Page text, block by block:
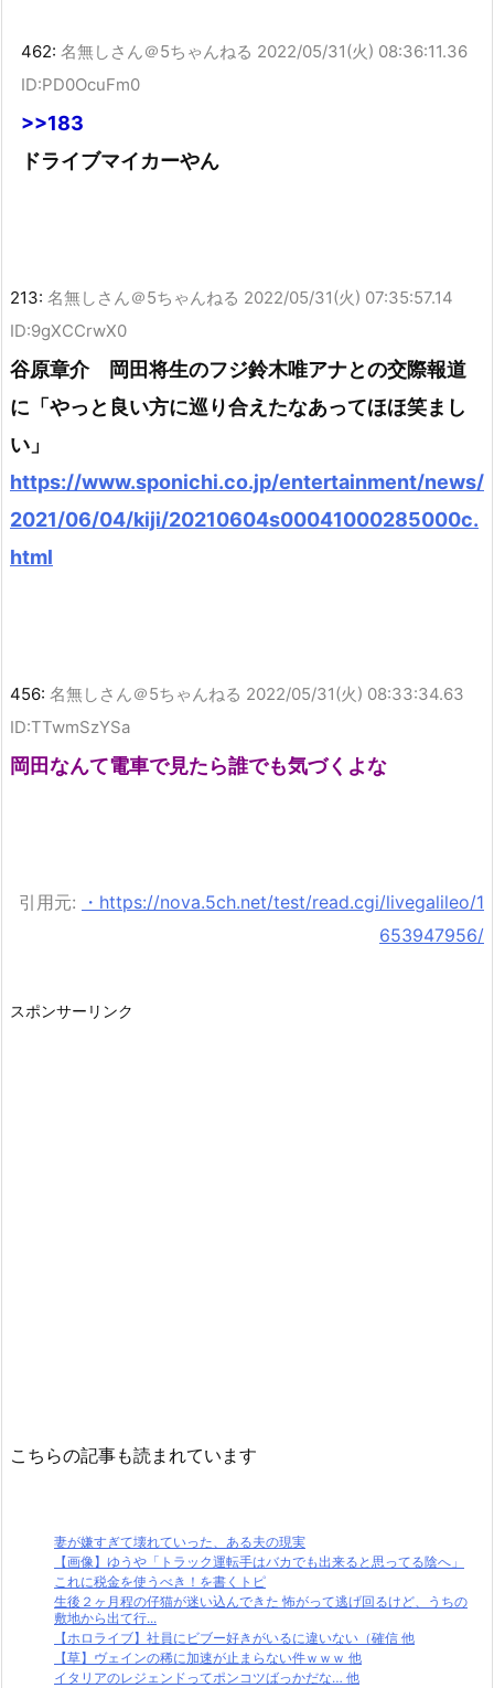
462: 名無しさん＠5ちゃんねる 2022/05/31(火) 08:36:11.36
ID:PD0OcuFm0
>>183
ドライブマイカーやん
213: 名無しさん＠5ちゃんねる 2022/05/31(火) 07:35:57.14
ID:9gXCCrwX0
谷原章介 岡田将生のフジ鈴木唯アナとの交際報道
に「やっと良い方に巡り合えたなあってほほ笑まし
い」
https://www.sponichi.co.jp/entertainment/news/
2021/06/04/kiji/20210604s00041000285000c.
html
456: 名無しさん＠5ちゃんねる 2022/05/31(火) 08:33:34.63
ID:TTwmSzYSa
岡田なんて電車で見たら誰でも気づくよな
引用元:
・https://nova.5ch.net/test/read.cgi/livegalileo/1
653947956/
スポンサーリンク
こちらの記事も読まれています
妻が嫌すぎて壊れていった、ある夫の現実
【画像】ゆうや「トラック運転手はバカでも出来ると思ってる陰へ」
これに税金を使うべき！を書くトピ
生後２ヶ月程の仔猫が迷い込んできた 怖がって逃げ回るけど、うちの
敷地から出て行...
【ホロライブ】社員にビブー好きがいるに違いない（確信 他
【草】ヴェインの稀に加速が止まらない件ｗｗｗ 他
イタリアのレジェンドってポンコツばっかだな… 他